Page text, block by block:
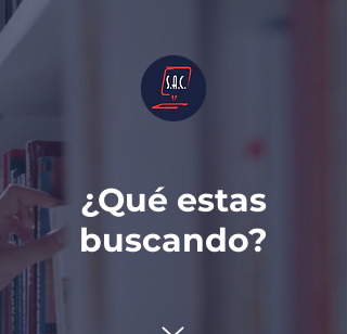
¿Qué estas
buscando?